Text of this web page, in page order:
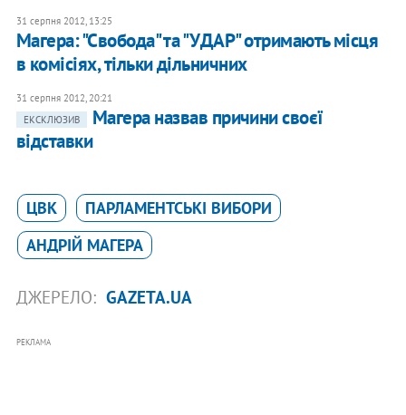
31 серпня 2012, 13:25
Магера: "Свобода" та "УДАР" отримають місця
в комісіях, тільки дільничних
31 серпня 2012, 20:21
ЕКСКЛЮЗИВ
Магера назвав причини своєї
відставки
ЦВК
ПАРЛАМЕНТСЬКІ ВИБОРИ
АНДРІЙ МАГЕРА
ДЖЕРЕЛО: GAZETA.UA
РЕКЛАМА